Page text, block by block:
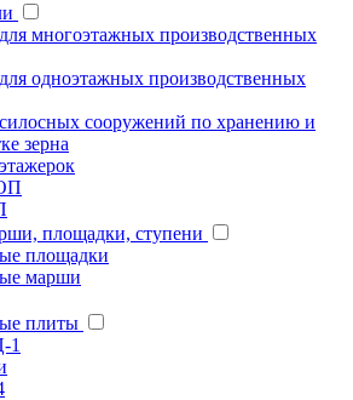
многоэтажных производственных
одноэтажных производственных
сооружений по хранению и
зерна
площадки, ступени
площадки
марши
плиты
1